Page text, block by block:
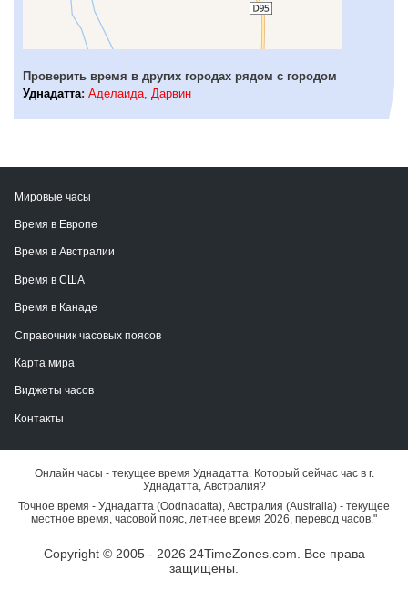
Проверить время в других городах рядом с городом
Уднадатта: Аделаида, Дарвин
Мировые часы
Время в Европе
Время в Австралии
Время в США
Время в Канаде
Справочник часовых поясов
Карта мира
Виджеты часов
Контакты
Онлайн часы - текущее время Уднадатта. Который сейчас час в г.
Уднадатта, Австралия?
Точное время - Уднадатта (Oodnadatta), Австралия (Australia) - текущее
местное время, часовой пояс, летнее время 2026, перевод часов."
Copyright © 2005 - 2026 24TimeZones.com. Все права
защищены.